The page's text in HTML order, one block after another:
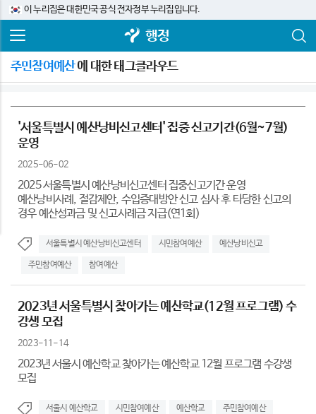
이 누리집은 대한민국 공식 전자정부 누리집입니다.
행정
주민참여예산에 대한 태그클라우드
'서울특별시 예산낭비신고센터' 집중 신고기간(6월~7월)
운영
2025-06-02
2025 서울특별시 예산낭비신고센터 집중신고기간 운영
예산낭비사례, 절감제안, 수입증대방안 신고 심사 후 타당한 신고의
경우 예산성과금 및 신고사례금 지급(연1회)
서울특별시 예산낭비신고센터 시민참여예산 예산낭비신고
주민참여예산 참여예산
2023년 서울특별시 찾아가는 예산학교(12월 프로그램) 수
강생 모집
2023-11-14
2023년 서울시 예산학교 찾아가는 예산학교 12월 프로그램 수강생
모집
서울시 예산학교 시민참여예산 예산학교 주민참여예산